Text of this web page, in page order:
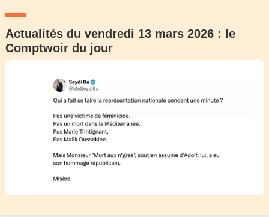
Actualités du vendredi 13 mars 2026 : le
Comptwoir du jour